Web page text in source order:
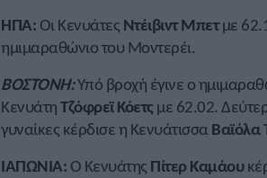
ΗΠΑ: Οι Κενυάτες Ντέιβιντ Μπετμε
ημιμαραθώνιο του Μοντερέι.
ΒΟΣΤΟΝΗ:Υπό βροχή έγινε ο
ΚενυάτηΤζόφρεϊ Κόετςμε 62.02.
γυναίκες κέρδισε η ΚενυάτισσαΒαϊόλα
ΙΑΠΩΝΙΑ: Ο Κενυάτης Πίτερ Καμάου